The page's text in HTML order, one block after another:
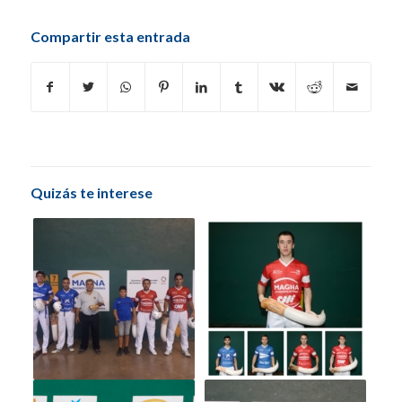
Compartir esta entrada
Quizás te interese